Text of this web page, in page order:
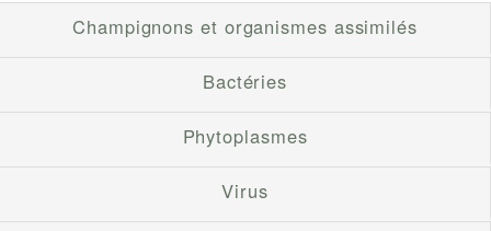
Champignons et organismes assimilés
Bactéries
Phytoplasmes
Virus